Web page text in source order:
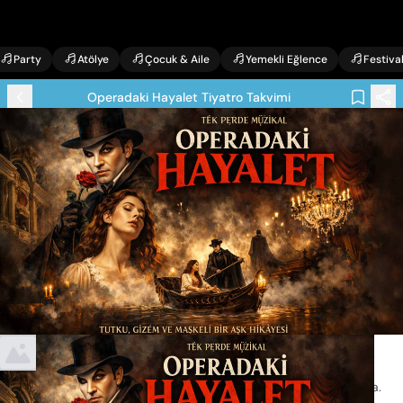
Party Atölye Çocuk & Aile Yemekli Eğlence Festival
Operadaki Hayalet Tiyatro Takvimi
Etkinlik Bilgileri
08 Ağustos, Cumartesi
Operadaki Hayalet Tiyatro TakvimiPray Tiyatro performansıyla.